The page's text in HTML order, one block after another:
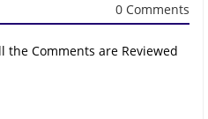
0 Comments
the Comments are Reviewed